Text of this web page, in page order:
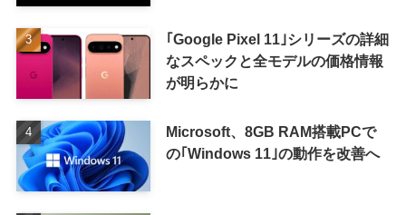
｢Google Pixel 11｣シリーズの詳細
なスペックと全モデルの価格情報
が明らかに
Microsoft、8GB RAM搭載PCで
の｢Windows 11｣の動作を改善へ